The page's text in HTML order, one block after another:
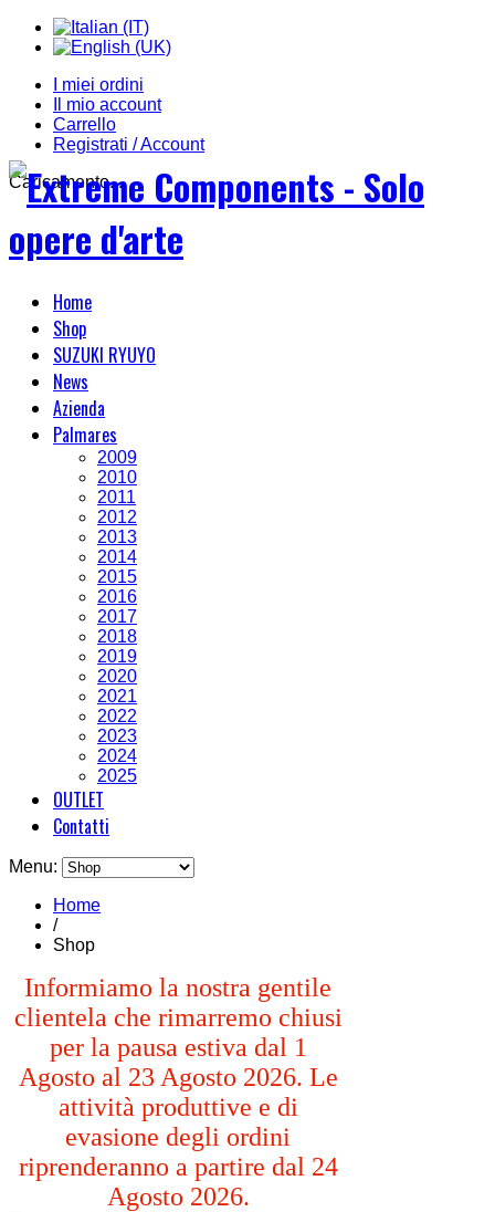
I miei ordini
Il mio account
Carrello
Registrati / Account
Caricamento...
Home
Shop
SUZUKI RYUYO
News
Azienda
Palmares
2009
2010
2011
2012
2013
2014
2015
2016
2017
2018
2019
2020
2021
2022
2023
2024
2025
OUTLET
Contatti
Menu:
Home
/
Shop
Informiamo la nostra gentile
clientela che rimarremo chiusi
per la pausa estiva dal 1
Agosto al 23 Agosto 2026. Le
attività produttive e di
evasione degli ordini
riprenderanno a partire dal 24
Agosto 2026.